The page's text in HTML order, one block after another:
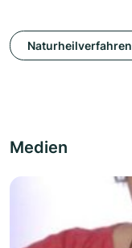
Naturheilverfahren
Medien